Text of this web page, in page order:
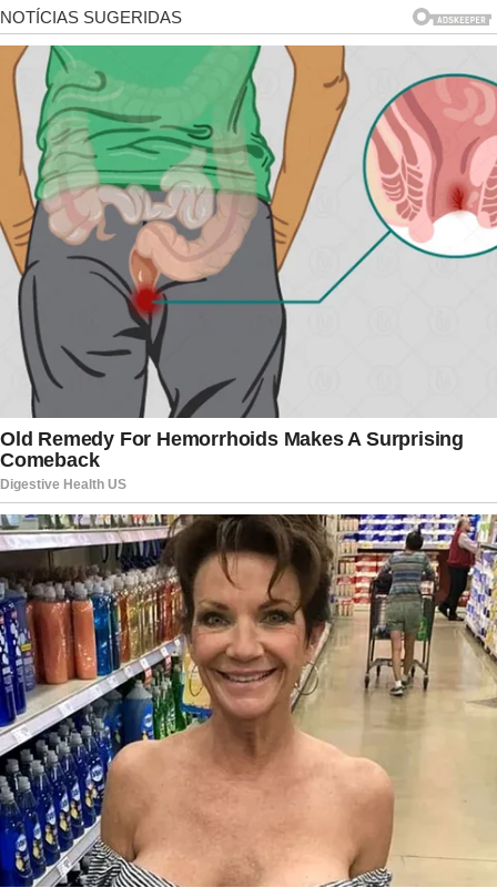
praticamente não acompanham o trabalho da
avó na televisão. Ana Maria revelou que
considera essa decisão bastante rigorosa, mas
ressaltou que compreende os motivos da filha e
respeita totalmente sua autonomia. Para ela,
embora pense de maneira diferente, é
importante reconhecer que Mariana busca
proporcionar uma infância marcada pelo contato
com a natureza, pelas brincadeiras ao ar livre e
por experiências distantes da dependência
tecnológica.
Apesar das diferenças de opinião, Ana Maria
Braga fez questão de reforçar o orgulho que
sente pela filha. Durante a entrevista, a
apresentadora destacou que Mariana sempre
demonstrou personalidade forte e coragem para
seguir aquilo em que acredita. Segundo ela,
acompanhar a construção dessa trajetória é
motivo de alegria, mesmo quando surgem
preocupações naturais de qualquer mãe. A
comunicadora afirmou acreditar que o tempo
mostrará os resultados das escolhas feitas pela
filha e ressaltou que o mais importante é
perceber o carinho, a dedicação e o